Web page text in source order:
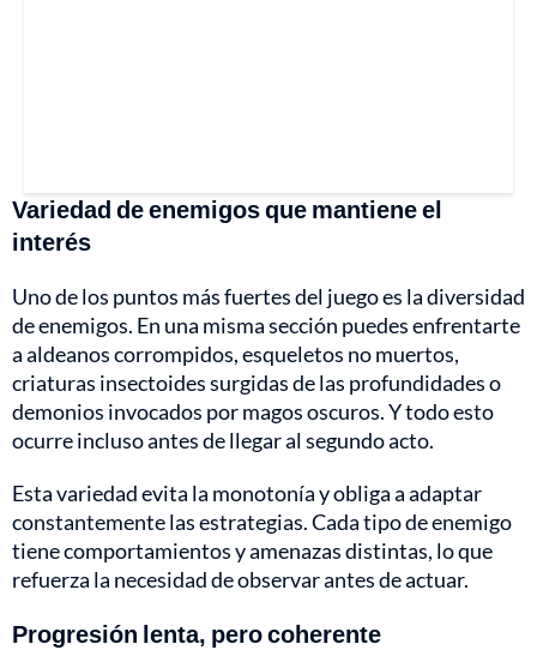
Variedad de enemigos que mantiene el
interés
Uno de los puntos más fuertes del juego es la diversidad
de enemigos. En una misma sección puedes enfrentarte
a aldeanos corrompidos, esqueletos no muertos,
criaturas insectoides surgidas de las profundidades o
demonios invocados por magos oscuros. Y todo esto
ocurre incluso antes de llegar al segundo acto.
Esta variedad evita la monotonía y obliga a adaptar
constantemente las estrategias. Cada tipo de enemigo
tiene comportamientos y amenazas distintas, lo que
refuerza la necesidad de observar antes de actuar.
Progresión lenta, pero coherente